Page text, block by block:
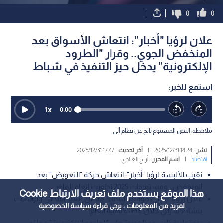
هذا الموقع يستخدم ملف تعريف الارتباط Cookie
لمزيد من المعلومات ، يرجى قراءةسياسة الخصوصية
0
0
علان لرؤيا "أخبار": انتعاش الأسواق بعد
المنخفض الجوي.. وقرار "الطرود
الإلكترونية" يدخل حيز التنفيذ في شباط
استمع للخبر:
0:00
1x
ملاحظة: النص المسموع ناتج عن نظام آلي
نشر :14:24 2025/12/31 آخر تحديث :17:47 2025/12/31
اقتصاد
اسم المحرر : أريج العبادي
نقيب الألبسة لرؤيا "أخبار": انتعاش حركة "التعويض" بعد
علان لرؤيا "أخبار": موسم الشتاء "متصل" بعيد الفطر.. وتوقعات
بنشاط شرائي خلال عطلة نهاية العام.